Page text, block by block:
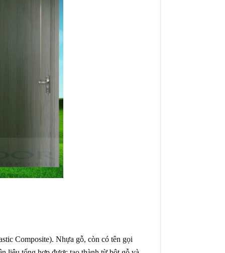
Composite). Nhựa gỗ, còn có tên gọi